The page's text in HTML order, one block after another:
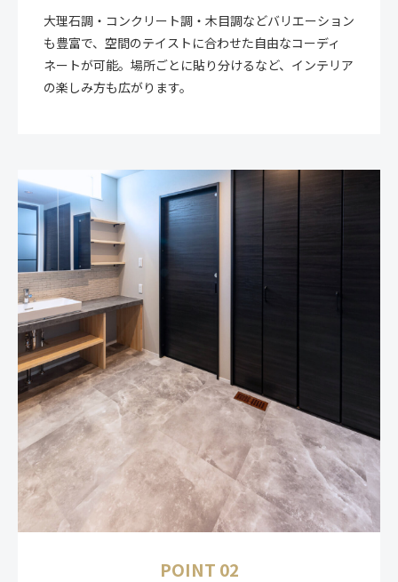
大理石調・コンクリート調・木目調などバリエーション
も豊富で、空間のテイストに合わせた自由なコーディ
ネートが可能。場所ごとに貼り分けるなど、インテリア
の楽しみ方も広がります。
POINT 02